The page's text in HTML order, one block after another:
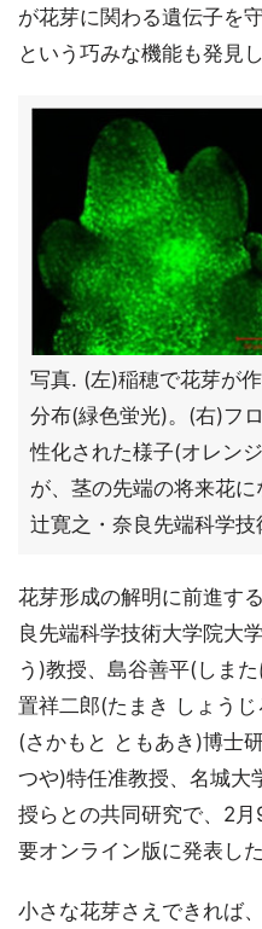
が花芽に関わる遺伝子を
という巧みな機能も発見し
写真. (左)稲穂で花芽が
分布(緑色蛍光)。(右)フ
性化された様子(オレン
が、茎の先端の将来花に
辻寛之・奈良先端科学
花芽形成の解明に前進す
良先端科学技術大学院大
う)教授、島谷善平(しま
置祥二郎(たまき しょう
(さかもと ともあき)博士
つや)特任准教授、名城大
授らとの共同研究で、2
要オンライン版に発表した
小さな花芽さえできれば